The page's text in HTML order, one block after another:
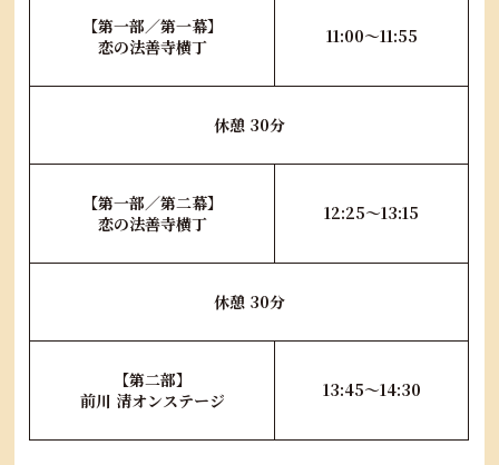
【第一部／第一幕】
恋の法善寺横丁
11:00～11:55
休憩 30分
【第一部／第二幕】
恋の法善寺横丁
12:25～13:15
休憩 30分
【第二部】
前川 清オンステージ
13:45～14:30